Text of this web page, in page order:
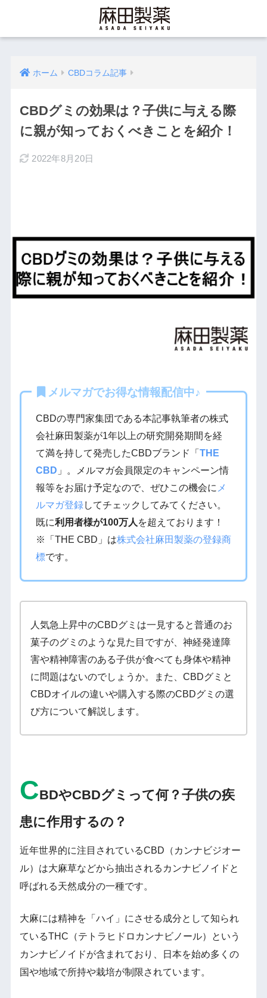
ホーム CBDコラム記事
CBDグミの効果は？子供に与える際
に親が知っておくべきことを紹介！
2022年8月20日
メルマガでお得な情報配信中♪
CBDの専門家集団である本記事執筆者の株式
会社麻田製薬が1年以上の研究開発期間を経
て満を持して発売したCBDブランド「 THE
CBD 」。メルマガ会員限定のキャンペーン情
報等をお届け予定なので、ぜひこの機会に メ
ルマガ登録してチェックしてみてください。
既に利用者様が100万人 を超えております！
※「THE CBD」は株式会社麻田製薬の登録商
標です。
人気急上昇中のCBDグミは一見すると普通のお
菓子のグミのような見た目ですが、神経発達障
害や精神障害のある子供が食べても身体や精神
に問題はないのでしょうか。また、CBDグミと
CBDオイルの違いや購入する際のCBDグミの選
び方について解説します。
CBDやCBDグミって何？子供の疾
患に作用するの？
近年世界的に注目されているCBD（カンナビジオー
ル）は大麻草などから抽出されるカンナビノイドと
呼ばれる天然成分の一種です。
大麻には精神を「ハイ」にさせる成分として知られ
ているTHC（テトラヒドロカンナビノール）という
カンナビノイドが含まれており、日本を始め多くの
国や地域で所持や栽培が制限されています。